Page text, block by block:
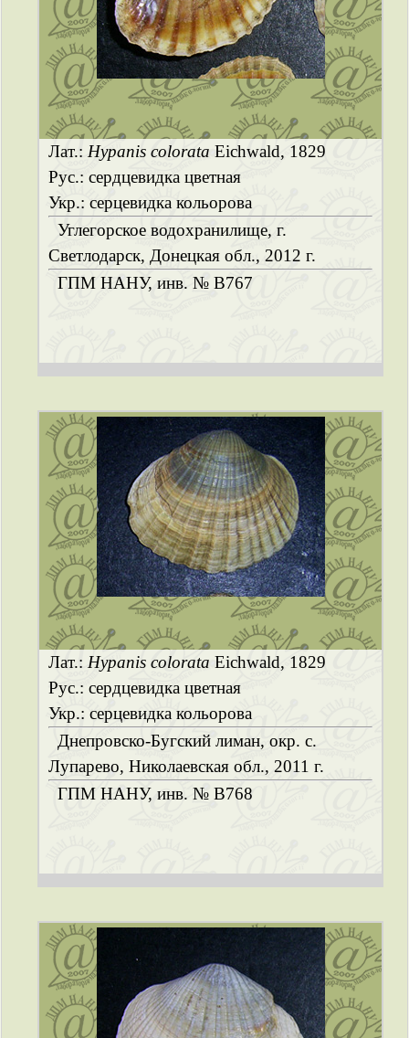
Лат.: Hypanis colorata Eichwald, 1829
Рус.: сердцевидка цветная
Укр.: серцевидка кольорова
Углегорское водохранилище, г.
Светлодарск, Донецкая обл., 2012 г.
ГПМ НАНУ, инв. № B767
Лат.: Hypanis colorata Eichwald, 1829
Рус.: сердцевидка цветная
Укр.: серцевидка кольорова
Днепровско-Бугский лиман, окр. с.
Лупарево, Николаевская обл., 2011 г.
ГПМ НАНУ, инв. № B768